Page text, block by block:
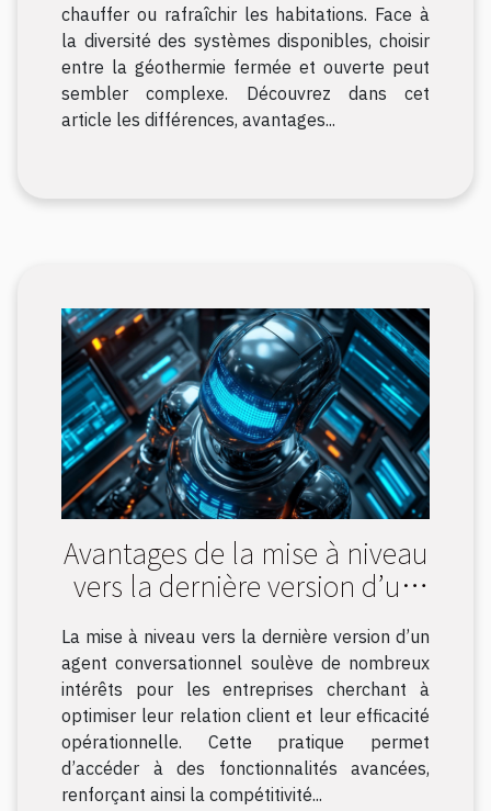
chauffer ou rafraîchir les habitations. Face à
la diversité des systèmes disponibles, choisir
entre la géothermie fermée et ouverte peut
sembler complexe. Découvrez dans cet
article les différences, avantages...
Avantages de la mise à niveau
vers la dernière version d’un
agent conversationnel
La mise à niveau vers la dernière version d’un
agent conversationnel soulève de nombreux
intérêts pour les entreprises cherchant à
optimiser leur relation client et leur efficacité
opérationnelle. Cette pratique permet
d’accéder à des fonctionnalités avancées,
renforçant ainsi la compétitivité...